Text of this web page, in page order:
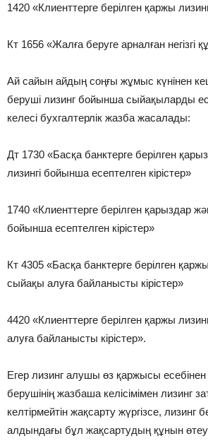
1420 «Клиенттерге берілген қаржы
Кт 1656 «Жалға беруге арналған негізгі
Ай сайын айдың соңғы жұмыс күнінен
беруші лизинг бойынша сыйақыларды
келесі бухгалтерлік жазба жасалады:
Дт 1730 «Басқа банктерге берілген
лизингі бойынша есептелген кірістер»
1740 «Клиенттерге берілген қарыздар
бойынша есептелген кірістер»
Кт 4305 «Басқа банктерге берілген
сыйақы алуға байланысты кірістер»
4420 «Клиенттерге берілген қаржы
алуға байланысты кірістер».
Егер лизинг алушы өз қаржысы есебінен
берушінің жазбаша келісімімен лизинг
келтірмейтін жақсарту жүргізсе, лизинг
алдындағы бұл жақсартудың құнын